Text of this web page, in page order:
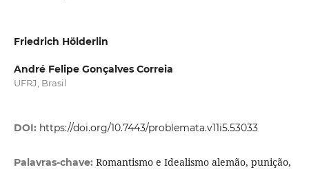
Friedrich Hölderlin
André Felipe Gonçalves Correia
UFRJ, Brasil
DOI: https://doi.org/10.7443/problemata.v11i5.53033
Palavras-chave: Romantismo e Idealismo alemão, punição,